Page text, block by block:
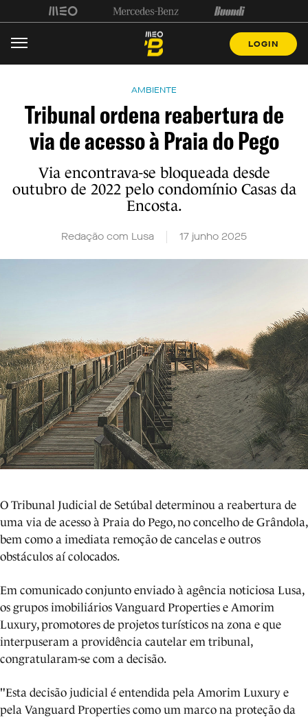
LOGIN
AMBIENTE
Tribunal ordena reabertura de
via de acesso à Praia do Pego
Via encontrava-se bloqueada desde
outubro de 2022 pelo condomínio Casas da
Encosta.
Redação com Lusa 17 junho 2025
O Tribunal Judicial de Setúbal determinou a reabertura de
uma via de acesso à Praia do Pego, no concelho de Grândola,
bem como a imediata remoção de cancelas e outros
obstáculos aí colocados.
Em comunicado conjunto enviado à agência noticiosa Lusa,
os grupos imobiliários Vanguard Properties e Amorim
Luxury, promotores de projetos turísticos na zona e que
interpuseram a providência cautelar em tribunal,
congratularam-se com a decisão.
"Esta decisão judicial é entendida pela Amorim Luxury e
pela Vanguard Properties como um marco na proteção da